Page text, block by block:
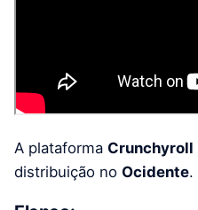
A plataforma Crunchyroll
distribuição no Ocidente.